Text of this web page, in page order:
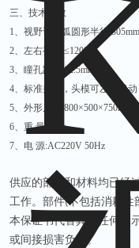
三、技术参数
1、视野计半弧圆形半径:305mm
2、左右视野:≤120°
3、瞳孔距离:62.5mm
4、标准头模，头模可左右移动
5、外形尺寸:800×500×750mm
6、重 量:80kg
7、电 源:AC220V 50Hz
供应的部件和材料均已经
工作。部件(不包括消耗
本保证书代替其它任何明
或间接损害负责。